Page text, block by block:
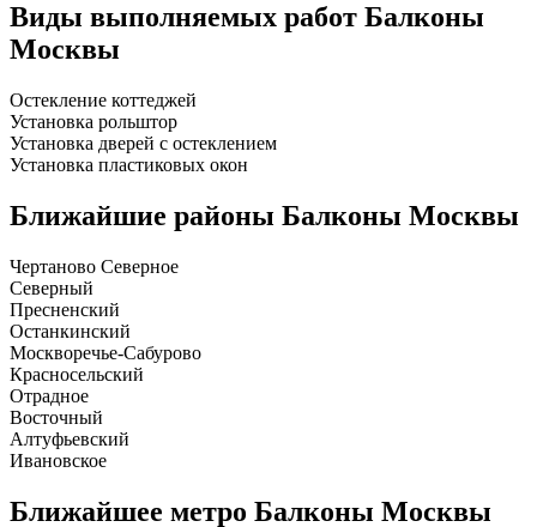
Виды выполняемых работ Балконы
Москвы
Остекление коттеджей
Установка рольштор
Установка дверей с остеклением
Установка пластиковых окон
Ближайшие районы Балконы Москвы
Чертаново Северное
Северный
Пресненский
Останкинский
Москворечье-Сабурово
Красносельский
Отрадное
Восточный
Алтуфьевский
Ивановское
Ближайшее метро Балконы Москвы